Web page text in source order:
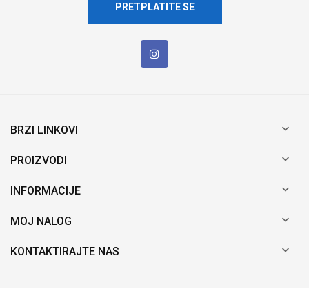
PRETPLATITE SE
BRZI LINKOVI 
PROIZVODI 
INFORMACIJE 
MOJ NALOG 
KONTAKTIRAJTE NAS 